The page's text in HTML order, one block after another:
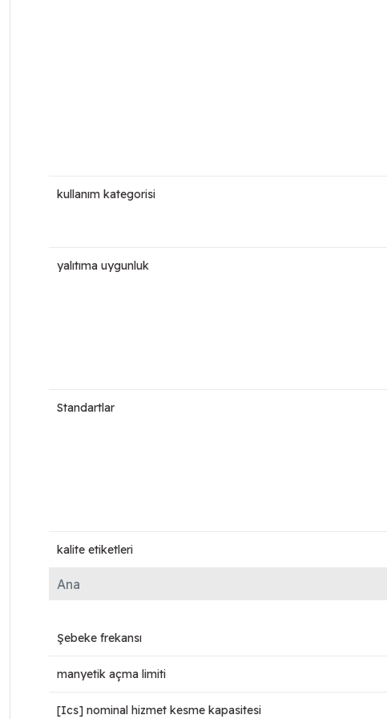
Ana
kullanım kategorisi
yalıtıma uygunluk
Standartlar
kalite etiketleri
Şebeke frekansı
manyetik açma limiti
[Ics] nominal hizmet kesme kapasitesi